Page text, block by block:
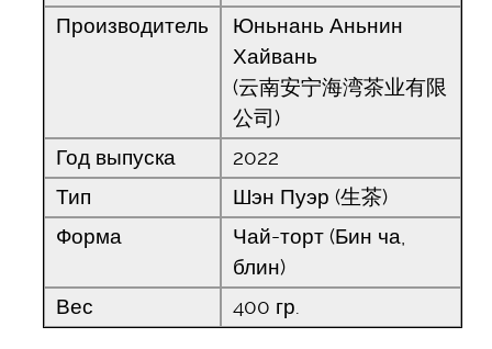
Производитель
Юньнань Аньнин
Хайвань
(云南安宁海湾茶业有限
公司)
Год выпуска
2022
Тип
Шэн Пуэр (生茶)
Форма
Чай-торт (Бин ча,
блин)
Вес
400 гр.